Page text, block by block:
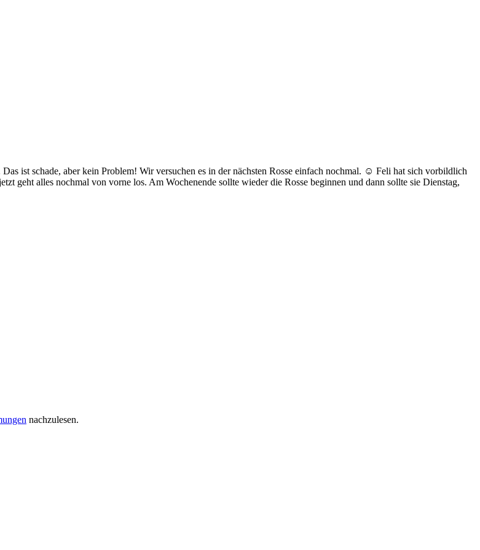
ist schade, aber kein Problem! Wir versuchen es in der nächsten Rosse einfach nochmal. ☺️ Feli hat sich vorbildlich
geht alles nochmal von vorne los. Am Wochenende sollte wieder die Rosse beginnen und dann sollte sie Dienstag,
nachzulesen.